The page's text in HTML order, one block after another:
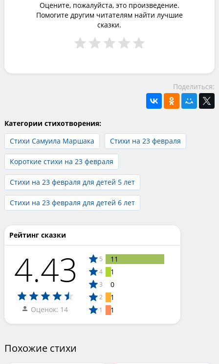
Оцените, пожалуйста, это произведение.
Помогите другим читателям найти лучшие
сказки.
Поделиться:
Категории стихотворения:
Стихи Самуила Маршака
Стихи на 23 февраля
Короткие стихи на 23 февраля
Стихи на 23 февраля для детей 5 лет
Стихи на 23 февраля для детей 6 лет
Рейтинг сказки
4.43
Оценок: 14
5 11
4 1
3 0
2 1
1 1
Похожие стихи